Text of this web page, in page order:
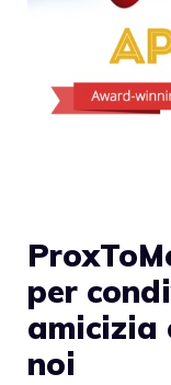
per
amicizia
noi